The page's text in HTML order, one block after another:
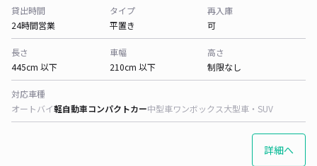
貸出時間
24時間営業
タイプ
平置き
再入庫
可
長さ
445cm 以下
車幅
210cm 以下
高さ
制限なし
対応車種
オートバイ軽自動車コンパクトカー中型車ワンボックス大型車・SUV
詳細へ